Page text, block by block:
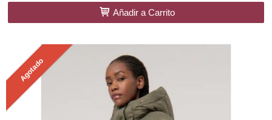
Añadir a Carrito
Agotado